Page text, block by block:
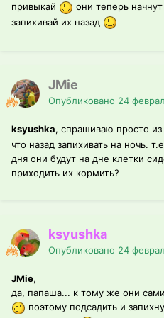
привыкай
они теперь
запихивай их назад
JMie
Опубликовано 24
ksyushka, спрашиваю просто из
что назад запихивать на ночь.
дня они будут на дне клетки
приходить их кормить?
ksyushka
Опубликовано 24
JMie,
да, папаша... к тому же они
поэтому подсадить и